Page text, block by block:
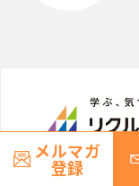
メルマガ
登録